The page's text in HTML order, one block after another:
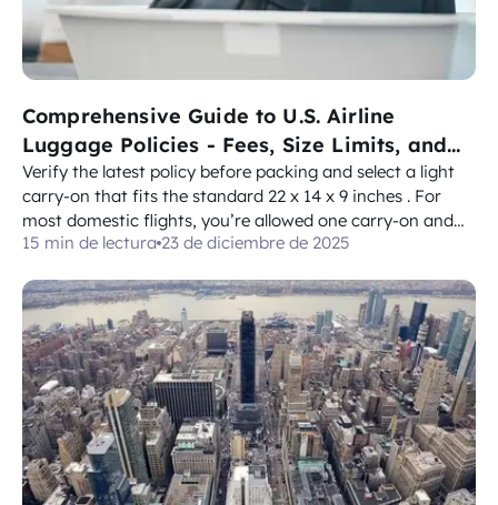
Comprehensive Guide to U.S. Airline
Luggage Policies - Fees, Size Limits, and
Carry-On Rules
Verify the latest policy before packing and select a light
carry-on that fits the standard 22 x 14 x 9 inches . For
most domestic flights, you’re allowed one carry-on and
one personal item; a checked bag may be added, but any
especially when mov...
15 min de lectura 23 de diciembre de 2025